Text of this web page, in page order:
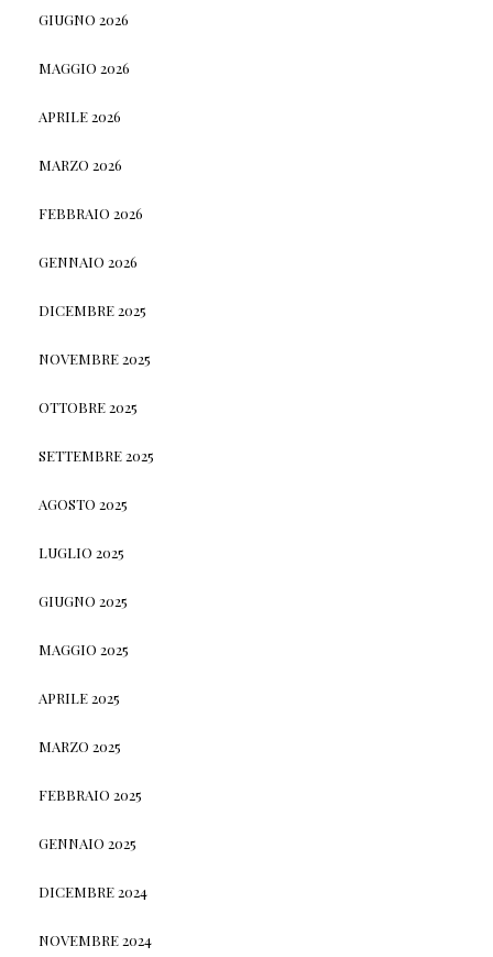
GIUGNO 2026
MAGGIO 2026
APRILE 2026
MARZO 2026
FEBBRAIO 2026
GENNAIO 2026
DICEMBRE 2025
NOVEMBRE 2025
OTTOBRE 2025
SETTEMBRE 2025
AGOSTO 2025
LUGLIO 2025
GIUGNO 2025
MAGGIO 2025
APRILE 2025
MARZO 2025
FEBBRAIO 2025
GENNAIO 2025
DICEMBRE 2024
NOVEMBRE 2024